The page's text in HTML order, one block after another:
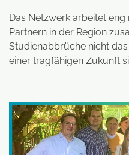
Das Netzwerk arbeitet
Partnern in der Region
Studienabbrüche nicht
einer tragfähigen Zukunft